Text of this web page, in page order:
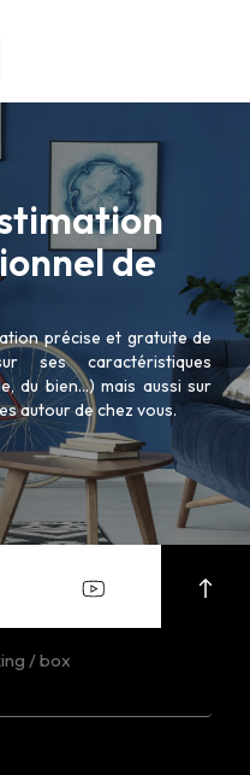
de
précise et gratuite de
ses caractéristiques
du bien...) mais aussi sur
autour de chez vous.
/ box